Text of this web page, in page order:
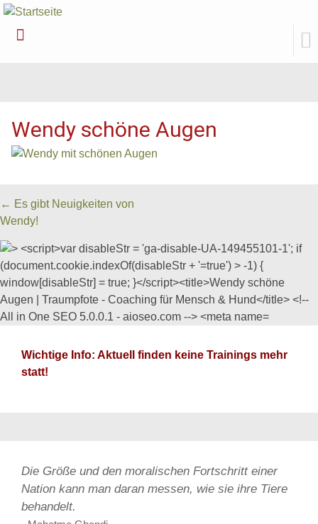
Wendy schöne Augen
Beitrags
Navigation
← Es gibt Neuigkeiten von
Wendy!
Wichtige Info: Aktuell finden keine Trainings mehr
statt!
Die Größe und den moralischen Fortschritt einer
Nation kann man daran messen, wie sie ihre Tiere
behandelt.